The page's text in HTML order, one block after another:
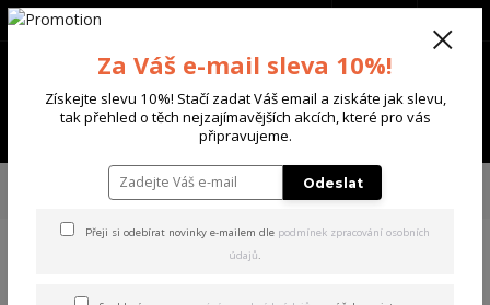
Menu
+420 702 136 620
TRIKA & TÍLKA
Yakuza pánské tričko Tens Regular
Basic T-Shirt white 6XL
Za Váš e-mail sleva 10%!
Získejte slevu 10%! Stačí zadat Váš email a ziskáte jak slevu,
tak přehled o těch nejzajímavějších akcích, které pro vás
připravujeme.
Odeslat
Přeji si odebírat novinky e-mailem dle podmínek zpracování osobních
údajů.